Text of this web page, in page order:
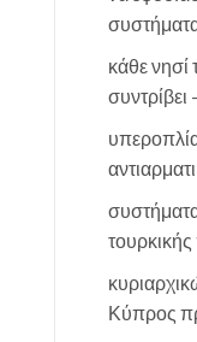
κάθε νησί
Κύπρος